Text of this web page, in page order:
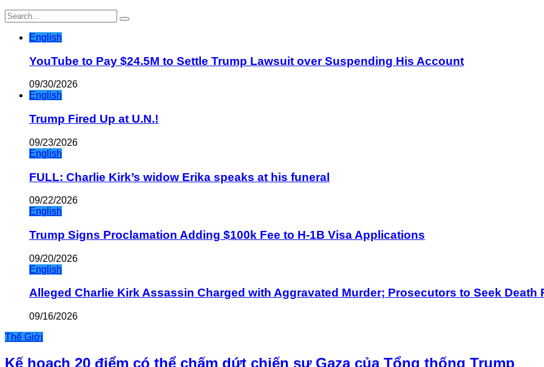
English
YouTube to Pay $24.5M to Settle Trump Lawsuit over Suspending His Account
09/30/2026
English
Trump Fired Up at U.N.!
09/23/2026
English
FULL: Charlie Kirk’s widow Erika speaks at his funeral
09/22/2026
English
Trump Signs Proclamation Adding $100k Fee to H-1B Visa Applications
09/20/2026
English
Alleged Charlie Kirk Assassin Charged with Aggravated Murder; Prosecutors to Seek Death
09/16/2026
Thế Giới
Kế hoạch 20 điểm có thể chấm dứt chiến sự Gaza của Tổng thống Trump